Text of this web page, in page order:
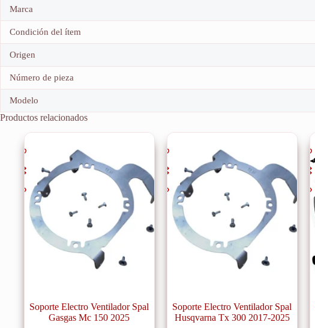
Marca
Condición del ítem
Origen
Número de pieza
Modelo
Productos relacionados
Soporte Electro Ventilador Spal
Gasgas Mc 150 2025
Soporte Electro Ventilador Spal
Husqvarna Tx 300 2017-2025